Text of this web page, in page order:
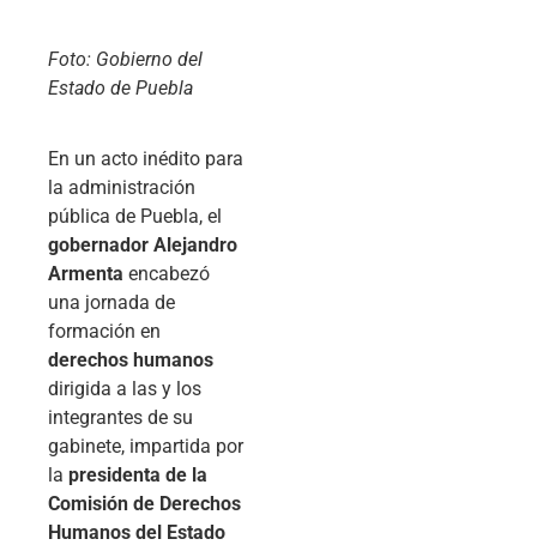
Foto: Gobierno del
Estado de Puebla
En un acto inédito para
la administración
pública de Puebla, el
gobernador Alejandro
Armenta encabezó
una jornada de
formación en
derechos humanos
dirigida a las y los
integrantes de su
gabinete, impartida por
la presidenta de la
Comisión de Derechos
Humanos del Estado